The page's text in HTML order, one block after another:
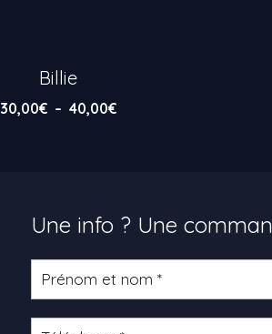
Billie
30,00€ – 40,00€Plage
40,00€
Une info ? Une
Formulaire
produit